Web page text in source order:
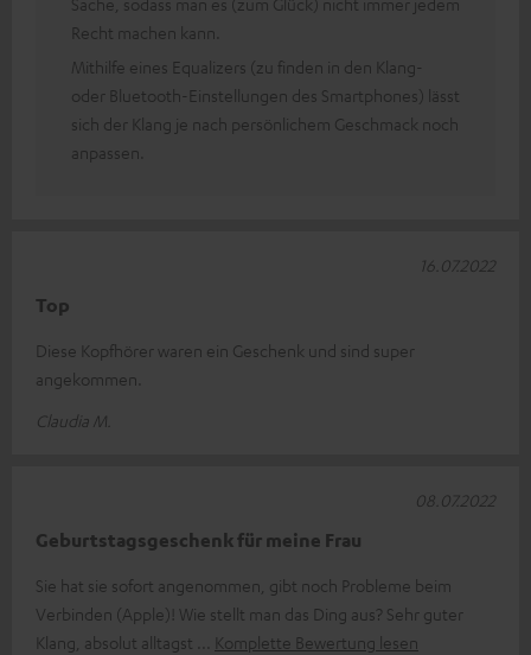
Recht machen kann.
Mithilfe eines Equalizers (zu finden in den Klang-
oder Bluetooth-Einstellungen des Smartphones) lässt
sich der Klang je nach persönlichem Geschmack noch
anpassen.
Top
Diese Kopfhörer waren ein Geschenk und sind super
angekommen.
Claudia M.
16.07.2022
Geburtstagsgeschenk für meine Frau
Sie hat sie sofort angenommen, gibt noch Probleme beim
Verbinden (Apple)! Wie stellt man das Ding aus? Sehr guter
Klang, absolut alltagst
Komplette Bewertung lesen
08.07.2022